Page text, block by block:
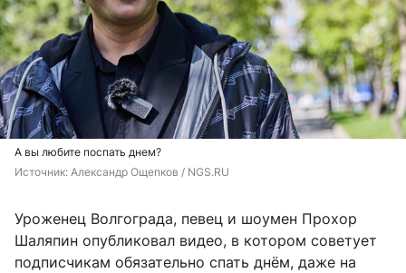
А вы любите поспать днем?
Источник: Александр Ощепков / NGS.RU
Уроженец Волгограда, певец и шоумен Прохор
Шаляпин опубликовал видео, в котором советует
подписчикам обязательно спать днём, даже на